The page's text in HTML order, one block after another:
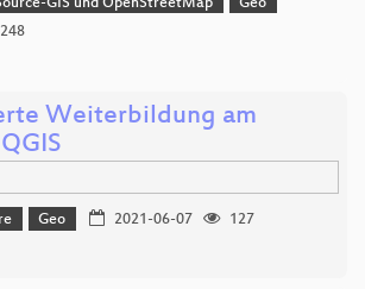
248
Weiterbildung am
Geo 2021-06-07
127